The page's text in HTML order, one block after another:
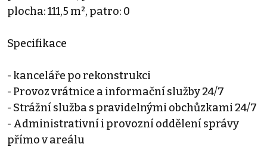
plocha: 111,5 m², patro: 0
Specifikace
- kanceláře po rekonstrukci
- Provoz vrátnice a informační služby 24/7
- Strážní služba s pravidelnými obchůzkami 24/7
- Administrativní i provozní oddělení správy
přímo v areálu